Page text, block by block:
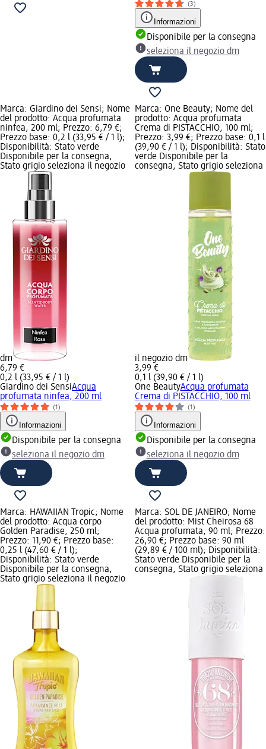
(3)
Informazioni
Disponibile per la consegna
seleziona il negozio dm
Marca: Giardino dei Sensi; Nome
del prodotto: Acqua profumata
ninfea, 200 ml; Prezzo: 6,79 €;
Prezzo base: 0,2 l (33,95 € / 1 l);
Disponibilità: Stato verde
Disponibile per la consegna,
Stato grigio seleziona il negozio
dm
6,79 €
0,2 l (33,95 € / 1 l)
Giardino dei SensiAcqua
profumata ninfea, 200 ml
(1)
Informazioni
Disponibile per la consegna
seleziona il negozio dm
Marca: One Beauty; Nome del
prodotto: Acqua profumata
Crema di PISTACCHIO, 100 ml;
Prezzo: 3,99 €; Prezzo base: 0,1 l
(39,90 € / 1 l); Disponibilità: Stato
verde Disponibile per la
consegna, Stato grigio seleziona
il negozio dm
3,99 €
0,1 l (39,90 € / 1 l)
One BeautyAcqua profumata
Crema di PISTACCHIO, 100 ml
(1)
Informazioni
Disponibile per la consegna
seleziona il negozio dm
Marca: HAWAIIAN Tropic; Nome
del prodotto: Acqua corpo
Golden Paradise, 250 ml;
Prezzo: 11,90 €; Prezzo base:
0,25 l (47,60 € / 1 l);
Disponibilità: Stato verde
Disponibile per la consegna,
Stato grigio seleziona il negozio
Marca: SOL DE JANEIRO; Nome
del prodotto: Mist Cheirosa 68
Acqua profumata, 90 ml; Prezzo:
26,90 €; Prezzo base: 90 ml
(29,89 € / 100 ml); Disponibilità:
Stato verde Disponibile per la
consegna, Stato grigio seleziona